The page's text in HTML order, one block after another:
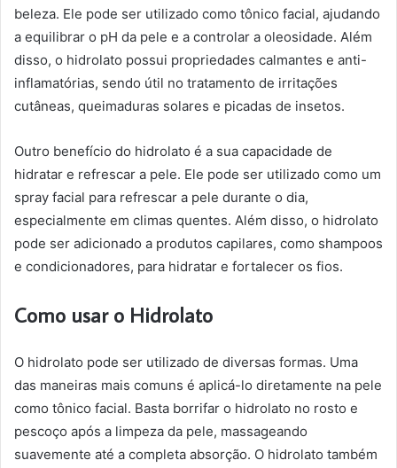
beleza. Ele pode ser utilizado como tônico facial, ajudando
a equilibrar o pH da pele e a controlar a oleosidade. Além
disso, o hidrolato possui propriedades calmantes e anti-
inflamatórias, sendo útil no tratamento de irritações
cutâneas, queimaduras solares e picadas de insetos.
Outro benefício do hidrolato é a sua capacidade de
hidratar e refrescar a pele. Ele pode ser utilizado como um
spray facial para refrescar a pele durante o dia,
especialmente em climas quentes. Além disso, o hidrolato
pode ser adicionado a produtos capilares, como shampoos
e condicionadores, para hidratar e fortalecer os fios.
Como usar o Hidrolato
O hidrolato pode ser utilizado de diversas formas. Uma
das maneiras mais comuns é aplicá-lo diretamente na pele
como tônico facial. Basta borrifar o hidrolato no rosto e
pescoço após a limpeza da pele, massageando
suavemente até a completa absorção. O hidrolato também